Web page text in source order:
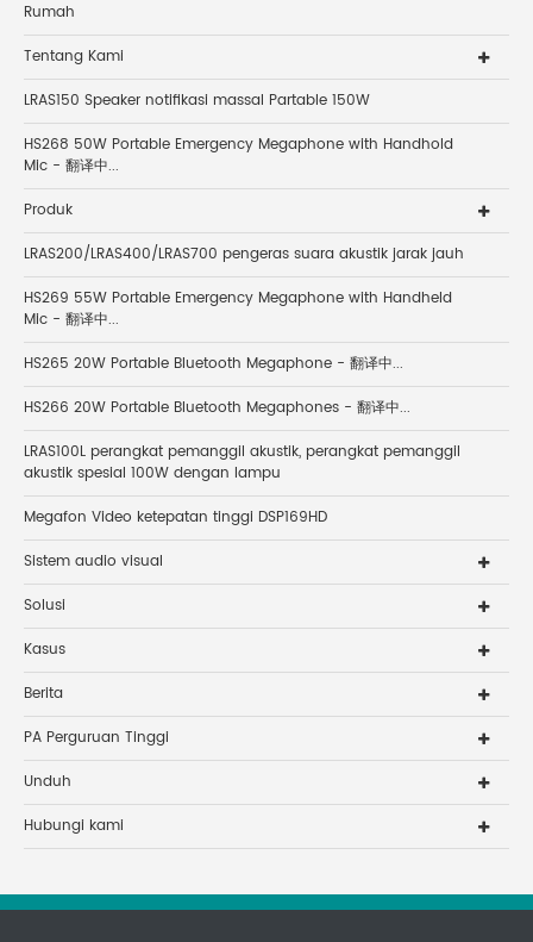
Rumah
Tentang Kami
LRAS150 Speaker notifikasi massal Partable 150W
HS268 50W Portable Emergency Megaphone with Handhold
Mic - 翻译中...
Produk
LRAS200/LRAS400/LRAS700 pengeras suara akustik jarak jauh
HS269 55W Portable Emergency Megaphone with Handheld
Mic - 翻译中...
HS265 20W Portable Bluetooth Megaphone - 翻译中...
HS266 20W Portable Bluetooth Megaphones - 翻译中...
LRAS100L perangkat pemanggil akustik, perangkat pemanggil
akustik spesial 100W dengan lampu
Megafon Video ketepatan tinggi DSP169HD
Sistem audio visual
Solusi
Kasus
Berita
PA Perguruan Tinggi
Unduh
Hubungi kami